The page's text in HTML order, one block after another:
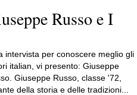
Russo e I
intervista per conoscere meglio gli
italian, vi presento: Giuseppe
Giuseppe Russo, classe '72,
della storia e delle tradizioni...